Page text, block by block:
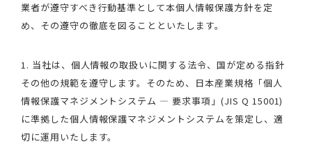
業者が遵守すべき行動基準として本個人情報保護方針を定
め、その遵守の徹底を図ることといたします。
1. 当社は、個人情報の取扱いに関する法令、国が定める指針
その他の規範を遵守します。そのため、日本産業規格「個人
情報保護マネジメントシステム — 要求事項」(JIS Q 15001)
に準拠した個人情報保護マネジメントシステムを策定し、適
切に運用いたします。